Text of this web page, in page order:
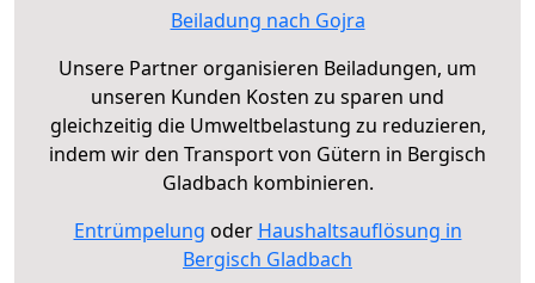
Beiladung nach Gojra
Unsere Partner organisieren Beiladungen, um
unseren Kunden Kosten zu sparen und
gleichzeitig die Umweltbelastung zu reduzieren,
indem wir den Transport von Gütern in Bergisch
Gladbach kombinieren.
Entrümpelung oder Haushaltsauflösung in
Bergisch Gladbach